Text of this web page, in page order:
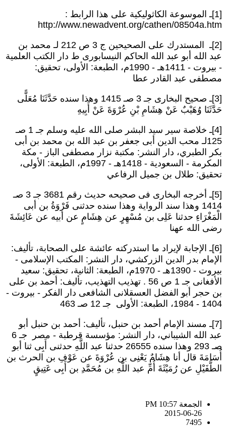
[1]ـ الموسوعة الكاثوليكية على هذا الرابط :
http://www.newadvent.org/cathen/
[2]ـ المستدرك على الصحيحين ج 3 ص 212 لـ محمد بن
الله أبو عبد الله الحاكم النيسابورى ط دار الكتب العلمية
- بيروت - 1411هـ - 1990م، الطبعة: الأولى، تحقيق:
عبد القادر عطا
[3]ـ صحيح البخارى جـ 3 صـ 1415 وهذا سنده حَدَّثَنَا مُعَلًّى
وُهَيْبٌ عَنْ هِشَامِ بْنِ عُرْوَةَ عَنْ أَبِيهِ
[4]ـ خلاصة سير سيد البشر صلى الله عليه وسلم جـ 1 صـ
125لـ محب الدين أبى جعفر بن عبد الله بن محمد بن أبى
الطبري، دار النشر: مكتبة نزار مصطفى الباز - مكة
المكرمة - السعودية - 1418هـ - 1997م، الطبعة: الأولى،
طلال بن جميل الرفاعي
[5]ـ أخرجه البخارى فى صحيحه حديث رقم 3681 جـ 3 صـ
1414 وهذا سند الرواية وهذا سنده حدثنى فَرْوَةُ بن أبى
حدثنا عَلِى بن مُسْهِرٍ عن هِشَامٍ عن أبيه عن عَائِشَةَ
الله عهنا
[6]ـ الإجابة لإيراد ما استدركته عائشة على الصحابة، تأليف:
بدر الدين الزركشي، دار النشر: المكتب الإسلامى -
بيروت - 1390هـ - 1970م، الطبعة: الثانية، تحقيق: سعيد
الأفغانى جـ 1 ص 56 . تهذيب التهذيب، تأليف: أحمد بن على
حجر أبو الفضل العسقلانى الشافعى دار الفكر - بيروت -
الطبعة: الأولى جـ 12 صـ 463
[7]ـ مسند الإمام أحمد بن حنبل، تأليف: أحمد بن حنبل أبو
عبد الله الشيباني، دار النشر: مؤسسة قرطبة - مصر جـ 6
صـ 293 وهذا سنده 26555 حدثنا عبد اللَّهِ حدثنى أَبِى ثنا أبو
قال أنا هِشَامٌ يَعْنِى بن عُرْوَةَ عن عَوْفِ بن الحرث بن
عن رُمَيْثَةَ أُمِّ عبد اللَّهِ بن مُحَمَّدِ بن أَبِى عَتِيقٍ
الجمعة PM 10:57
2015-06-26
7495